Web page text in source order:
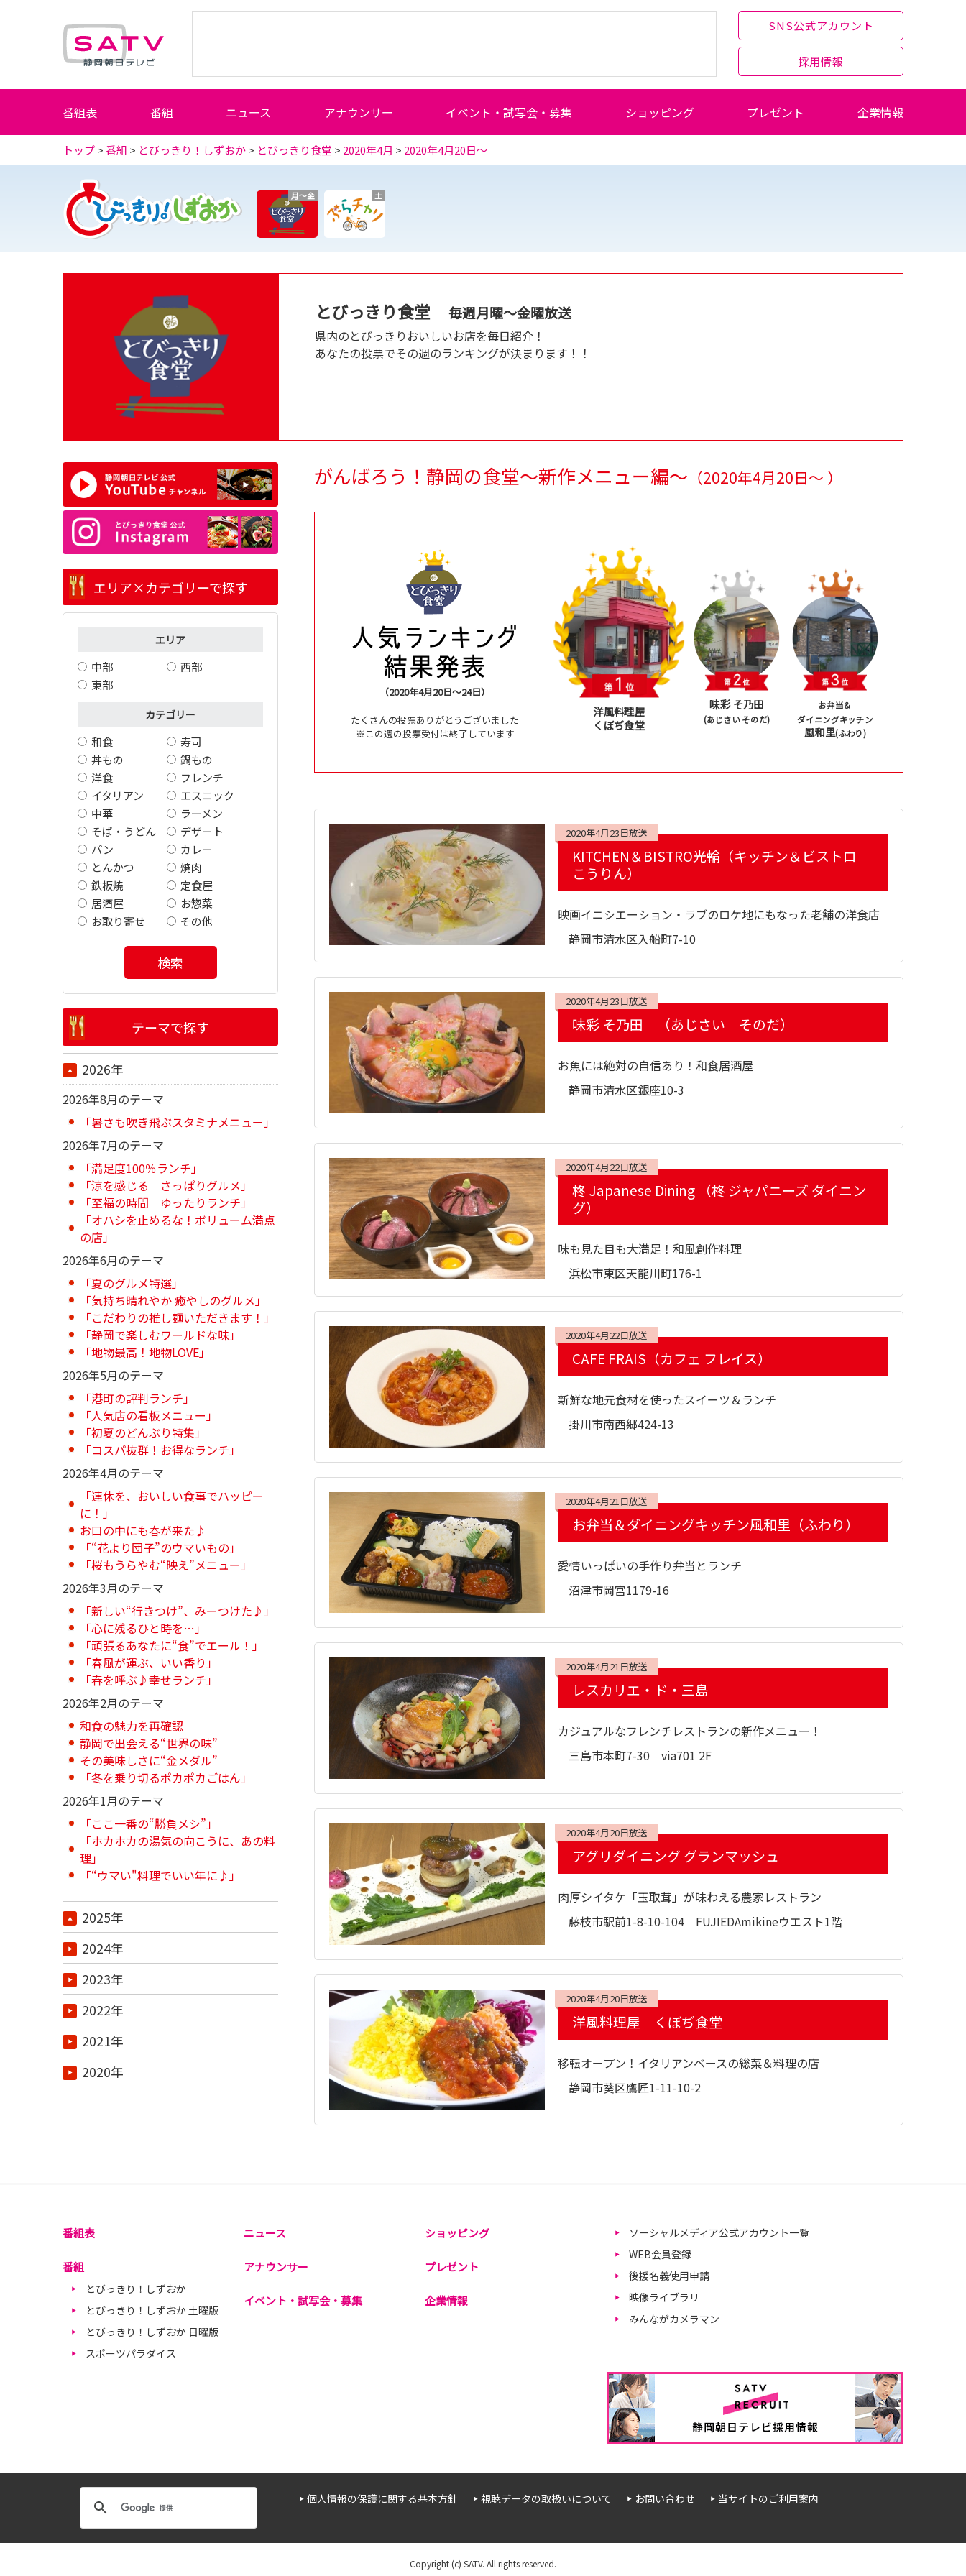
SNS公式アカウント
採用情報
番組表 番組 ニュース アナウンサー イベント・試写会・募集 ショッピング プレゼント 企業情報
トップ>番組 > とびっきり！しずおか> とびっきり食堂 > 2020年4月 > 2020年4月20日～
月～金 土
とびっきり食堂 毎週月曜～金曜放送
県内のとびっきりおいしいお店を毎日紹介！
あなたの投票でその週のランキングが決まります！！
がんばろう！静岡の食堂～新作メニュー編～ （2020年4月20日～ ）
（2020年4月20日～24日）
たくさんの投票ありがとうございました
※この週の投票受付は終了しています
洋風料理屋
くぼぢ食堂
味彩 そ乃田
(あじさい そのだ)
お弁当＆
ダイニングキッチン
風和里(ふわり)
2020年4月23日放送
KITCHEN＆BISTRO光輪（キッチン＆ビストロ
こうりん）
映画イニシエーション・ラブのロケ地にもなった老舗の洋食店
静岡市清水区入船町7-10
2020年4月23日放送
味彩 そ乃田 （あじさい そのだ）
お魚には絶対の自信あり！和食居酒屋
静岡市清水区銀座10-3
2020年4月22日放送
柊 Japanese Dining （柊 ジャパニーズ ダイニン
グ）
味も見た目も大満足！和風創作料理
浜松市東区天龍川町176-1
2020年4月22日放送
CAFE FRAIS（カフェ フレイス）
新鮮な地元食材を使ったスイーツ＆ランチ
掛川市南西郷424-13
2020年4月21日放送
お弁当＆ダイニングキッチン風和里（ふわり）
愛情いっぱいの手作り弁当とランチ
沼津市岡宮1179-16
2020年4月21日放送
レスカリエ・ド・三島
カジュアルなフレンチレストランの新作メニュー！
三島市本町7-30 via701 2F
2020年4月20日放送
アグリダイニング グランマッシュ
肉厚シイタケ「玉取茸」が味わえる農家レストラン
藤枝市駅前1-8-10-104 FUJIEDAmikineウエスト1階
2020年4月20日放送
洋風料理屋 くぼぢ食堂
移転オープン！イタリアンベースの総菜＆料理の店
静岡市葵区鷹匠1-11-10-2
エリア×カテゴリーで探す
エリア
中部
西部
東部
カテゴリー
和食
寿司
丼もの
鍋もの
洋食
フレンチ
イタリアン
エスニック
中華
ラーメン
そば・うどん
デザート
パン
カレー
とんかつ
焼肉
鉄板焼
定食屋
居酒屋
お惣菜
お取り寄せ
その他
検索
テーマで探す
2026年
2026年8月のテーマ
「暑さも吹き飛ぶスタミナメニュー」
2026年7月のテーマ
「満足度100％ランチ」
「涼を感じる さっぱりグルメ」
「至福の時間 ゆったりランチ」
「オハシを止めるな！ボリューム満点
の店」
2026年6月のテーマ
「夏のグルメ特選」
「気持ち晴れやか 癒やしのグルメ」
「こだわりの推し麺いただきます！」
「静岡で楽しむワールドな味」
「地物最高！地物LOVE」
2026年5月のテーマ
「港町の評判ランチ」
「人気店の看板メニュー」
「初夏のどんぶり特集」
「コスパ抜群！お得なランチ」
2026年4月のテーマ
「連休を、おいしい食事でハッピー
に！」
お口の中にも春が来た♪
「“花より団子”のウマいもの」
「桜もうらやむ“映え”メニュー」
2026年3月のテーマ
「新しい“行きつけ”、みーつけた♪」
「心に残るひと時を…」
「頑張るあなたに“食”でエール！」
「春風が運ぶ、いい香り」
「春を呼ぶ♪幸せランチ」
2026年2月のテーマ
和食の魅力を再確認
静岡で出会える“世界の味”
その美味しさに“金メダル”
「冬を乗り切るポカポカごはん」
2026年1月のテーマ
「ここ一番の“勝負メシ”」
「ホカホカの湯気の向こうに、あの料
理」
「“ウマい"料理でいい年に♪」
2025年
2024年
2023年
2022年
2021年
2020年
番組表
番組
とびっきり！しずおか
とびっきり！しずおか 土曜版
とびっきり！しずおか 日曜版
スポーツパラダイス
ニュース
アナウンサー
イベント・試写会・募集
ショッピング
プレゼント
企業情報
ソーシャルメディア公式アカウント一覧
WEB会員登録
後援名義使用申請
映像ライブラリ
みんながカメラマン
個人情報の保護に関する基本方針 視聴データの取扱いについて お問い合わせ 当サイトのご利用案内
Copyright (c) SATV. All rights reserved.